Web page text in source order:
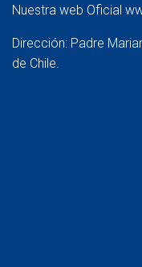
Nuestra web Oficial
Dirección: Padre
de Chile.